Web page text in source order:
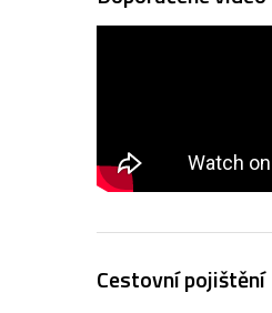
Cestovní pojištění